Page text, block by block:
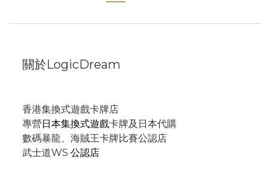
關於LogicDream
香港集換式遊戲卡牌店
專營日本集換式遊戲卡牌及日本代購
數碼暴龍、海賊王卡牌比賽公認店
武士道WS 公認店